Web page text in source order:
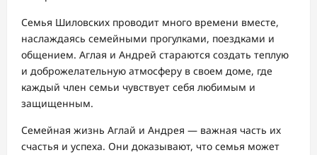
Семья Шиловских проводит много времени вместе,
наслаждаясь семейными прогулками, поездками и
общением. Аглая и Андрей стараются создать теплую
и доброжелательную атмосферу в своем доме, где
каждый член семьи чувствует себя любимым и
защищенным.
Семейная жизнь Аглай и Андрея — важная часть их
счастья и успеха. Они доказывают, что семья может